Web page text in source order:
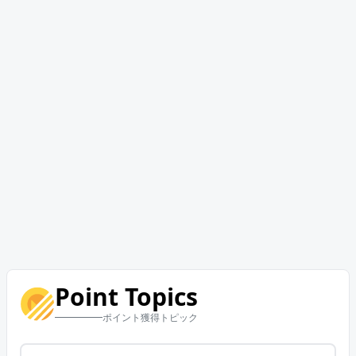
Point Topics
ポイント獲得トピック